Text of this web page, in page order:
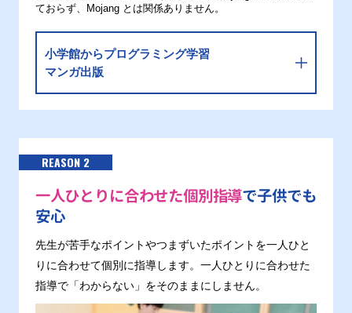
ておらず、Mojang とは関係ありません。
小学館からプログラミング学習
マンガ出版
REASON 2
一人ひとりに合わせた個別指導で子供でも
安心
先生が苦手なポイントやつまずいたポイントを一人ひと
りに合わせて個別に指導します。一人ひとりに合わせた
指導で「わからない」をそのままにしません。